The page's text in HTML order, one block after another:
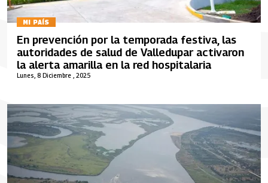
MI PAÍS
Lunes, 8 Diciembre , 2025
En prevención por la temporada festiva, las
autoridades de salud de Valledupar activaron
la alerta amarilla en la red hospitalaria